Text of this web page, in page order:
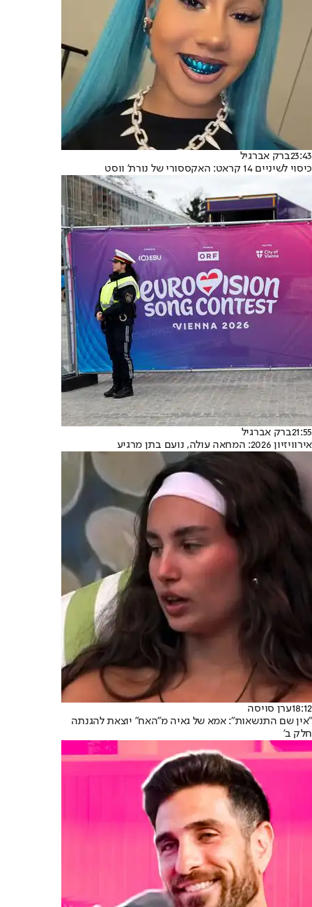
23:43ברק אברגיל
כיסוי לשיניים 14 קראט: האקססורי של נורת' ווסט
21:55ברק אברגיל
אירוויזיון 2026: המחאה עולה, נועם בתן מרגיע
18:12ערן סויסה
"אין שם התנשאות": אמא של גאיה מ"האח" יוצאת להגנתה
חלק ב'